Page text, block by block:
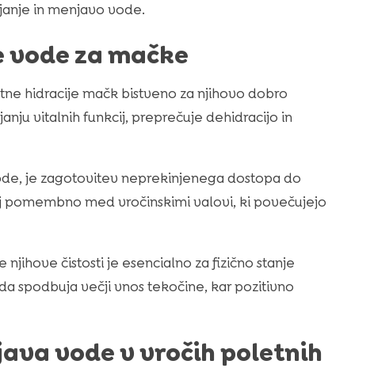
in menjavo vode.
za mačke
hidracije mačk bistveno za njihovo dobro
vitalnih funkcij, preprečuje dehidracijo in
je zagotovitev neprekinjenega dostopa do
med vročinskimi valovi, ki povečujejo
čistosti je esencialno za fizično stanje
spodbuja večji vnos tekočine, kar pozitivno
vode v vročih poletnih